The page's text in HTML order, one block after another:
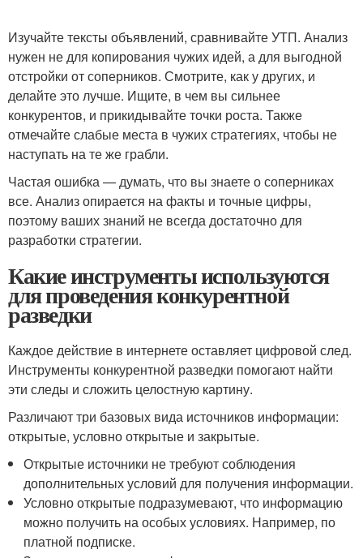
Изучайте тексты объявлений, сравнивайте УТП. Анализ
нужен не для копирования чужих идей, а для выгодной
отстройки от соперников. Смотрите, как у других, и
делайте это лучше. Ищите, в чем вы сильнее
конкурентов, и прикидывайте точки роста. Также
отмечайте слабые места в чужих стратегиях, чтобы не
наступать на те же грабли.
Частая ошибка — думать, что вы знаете о соперниках
все. Анализ опирается на факты и точные цифры,
поэтому ваших знаний не всегда достаточно для
разработки стратегии.
Какие инструменты используются
для проведения конкурентной
разведки
Каждое действие в интернете оставляет цифровой след.
Инструменты конкурентной разведки помогают найти
эти следы и сложить целостную картину.
Различают три базовых вида источников информации:
открытые, условно открытые и закрытые.
Открытые источники не требуют соблюдения
дополнительных условий для получения информации.
Условно открытые подразумевают, что информацию
можно получить на особых условиях. Например, по
платной подписке.